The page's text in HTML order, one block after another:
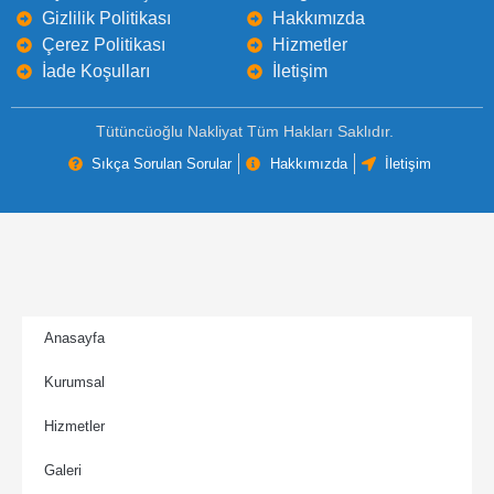
Gizlilik Politikası
Çerez Politikası
İade Koşulları
Hakkımızda
Hizmetler
İletişim
Tütüncüoğlu Nakliyat Tüm Hakları Saklıdır.
Sıkça Sorulan Sorular Hakkımızda İletişim
Anasayfa
Kurumsal
Hizmetler
Galeri